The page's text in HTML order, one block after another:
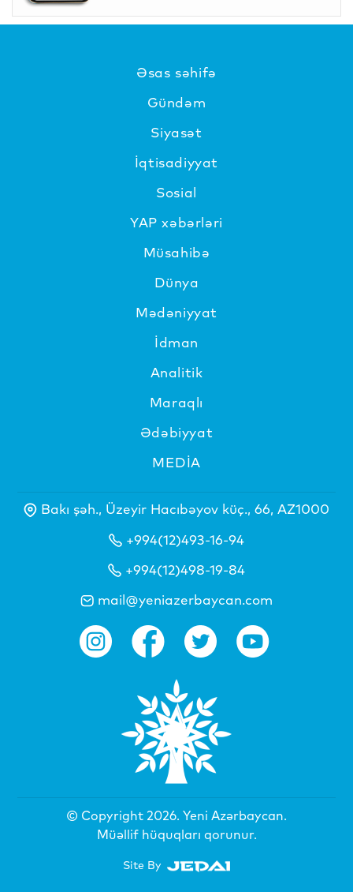
Əsas səhifə
Gündəm
Siyasət
İqtisadiyyat
Sosial
YAP xəbərləri
Müsahibə
Dünya
Mədəniyyat
İdman
Analitik
Maraqlı
Ədəbiyyat
MEDİA
Bakı şəh., Üzeyir Hacıbəyov küç., 66, AZ1000
+994(12)493-16-94
+994(12)498-19-84
mail@yeniazerbaycan.com
© Copyright 2026. Yeni Azərbaycan.
Müəllif hüquqları qorunur.
Site By